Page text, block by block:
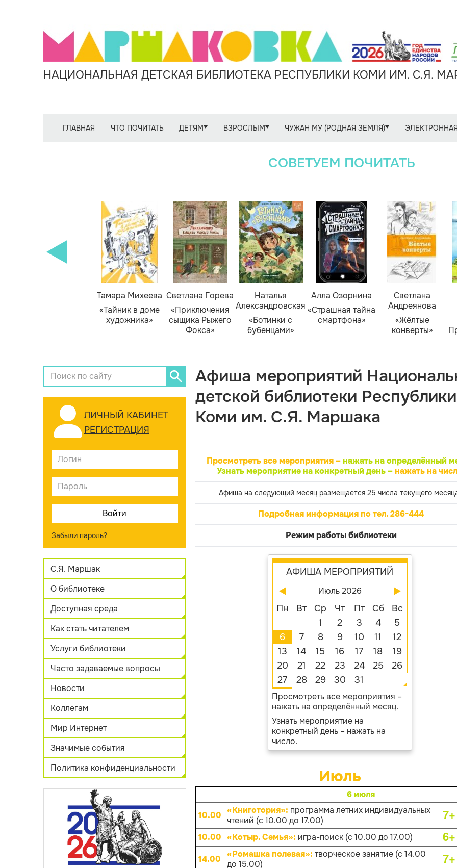
НАЦИОНАЛЬНАЯ ДЕТСКАЯ БИБЛИОТЕКА РЕСПУБЛИКИ КОМИ ИМ. С.Я.
ГЛАВНАЯ ЧТО ПОЧИТАТЬ ДЕТЯМ ВЗРОСЛЫМ ЧУЖАН МУ (РОДНАЯ ЗЕМЛЯ)
СОВЕТУЕМ ПОЧИТАТЬ
Тамара Михеева
«Тайник в доме
художника»
Светлана Горева
«Приключения
сыщика Рыжего
Фокса»
Наталья
Александровская
«Ботинки с
бубенцами»
Алла Озорнина
«Страшная тайна
смартфона»
Светлана
Андреянова
«Жёлтые
конверты»
ЛИЧНЫЙ КАБИНЕТ
РЕГИСТРАЦИЯ
Забыли пароль?
С.Я. Маршак
О библиотеке
Доступная среда
Как стать читателем
Услуги библиотеки
Часто задаваемые вопросы
Новости
Коллегам
Мир Интернет
Значимые события
Политика конфиденциальности
Афиша мероприятий
детской библиотеки Республики
Коми им. С.Я. Маршака
Просмотреть все мероприятия – нажать на определённый
Узнать мероприятие на конкретный день –нажать на
Афиша на следующий месяц размещается 25 числа текущего
Подробная информация по тел. 286-444
Режим работы библиотеки
АФИША МЕРОПРИЯТИЙ
Июль 2026
Пн Вт Ср Чт Пт Сб
Вс
1
2 3 4
5
6
7 8 9 10 11
12
13
14 15 16 17 18
19
20
21 22 23 24 25
26
27
28 29 30 31
Просмотреть все мероприятия –
нажать на определённый месяц.
Узнать мероприятие на
конкретный день – нажать на
число.
Июль
6 июля
10.00 «Книготория»: программа летних индивидуальных
чтений (с 10.00 до 17.00)
7+
10.00 «Котыр. Семья»: игра-поиск (с 10.00 до 17.00) 6+
14.00 «Ромашка полевая»: творческое занятие (с 14.00
до 15.00)
7+